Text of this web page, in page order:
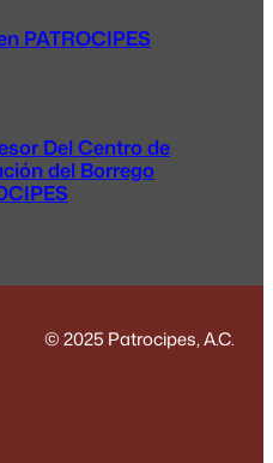
PATROCIPES
Del Centro de
del Borrego
© 2025 Patrocipes, A.C.